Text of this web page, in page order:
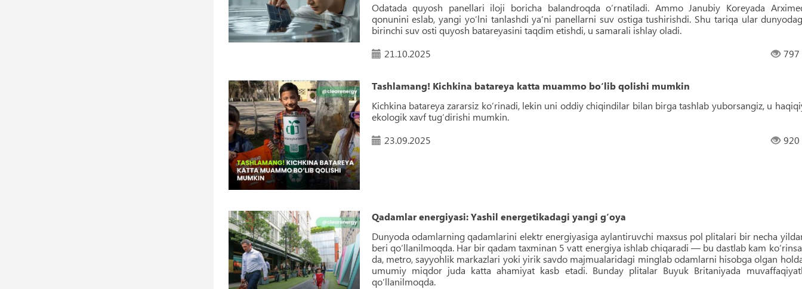
Odatada quyosh panellari iloji boricha balandroqda o‘rnatiladi. Ammo Janubiy Koreyada
qonunini eslab, yangi yo‘lni tanlashdi yaʼni panellarni suv ostiga tushirishdi. Shu tariqa ular
birinchi suv osti quyosh batareyasini taqdim etishdi, u samarali ishlay oladi.
21.10.2025
797
Tashlamang! Kichkina batareya katta muammo bo‘lib qolishi mumkin
Kichkina batareya zararsiz ko‘rinadi, lekin uni oddiy chiqindilar bilan birga tashlab yuborsangiz, u
ekologik xavf tug‘dirishi mumkin.
23.09.2025
920
Qadamlar energiyasi: Yashil energetikadagi yangi g‘oya
Dunyoda odamlarning qadamlarini elektr energiyasiga aylantiruvchi maxsus pol plitalari bir necha
beri qo‘llanilmoqda. Har bir qadam taxminan 5 vatt energiya ishlab chiqaradi — bu dastlab kam
da, metro, sayyohlik markazlari yoki yirik savdo majmualaridagi minglab odamlarni hisobga olgan
umumiy miqdor juda katta ahamiyat kasb etadi. Bunday plitalar Buyuk Britaniyada
qo‘llanilmoqda.